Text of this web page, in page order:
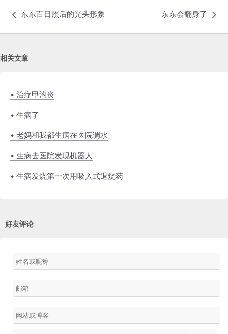
东东百日照后的光头形象 东东会翻身了
相关文章
• 治疗甲沟炎
• 生病了
• 老妈和我都生病在医院调水
• 生病去医院发现机器人
• 生病发烧第一次用吸入式退烧药
好友评论